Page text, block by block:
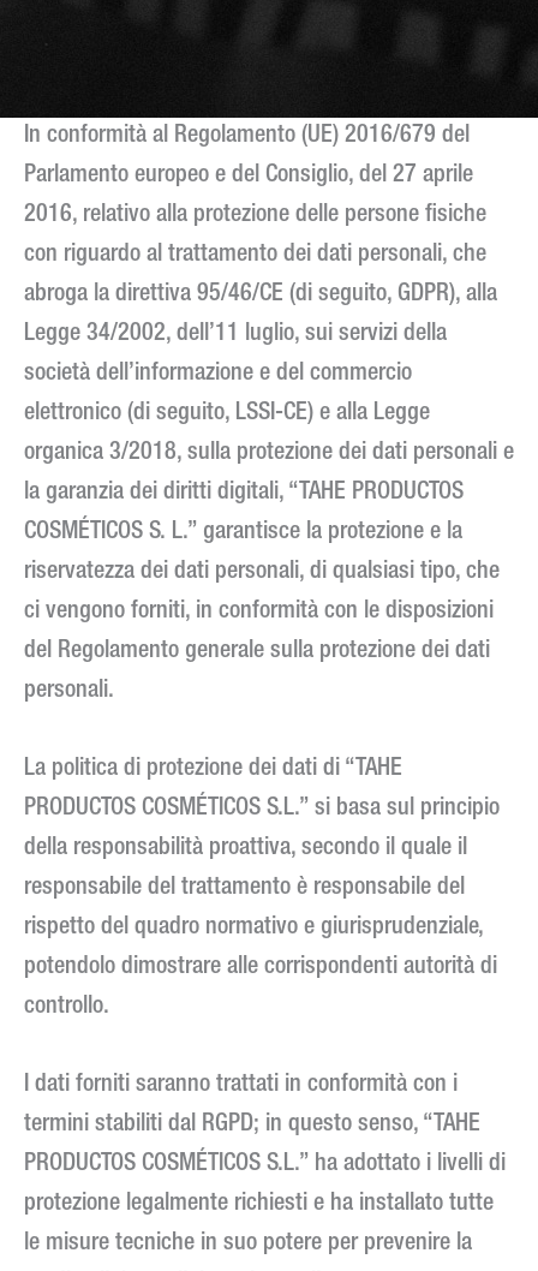
In conformità al Regolamento (UE) 2016/679 del
Parlamento europeo e del Consiglio, del 27 aprile
2016, relativo alla protezione delle persone fisiche
con riguardo al trattamento dei dati personali, che
abroga la direttiva 95/46/CE (di seguito, GDPR), alla
Legge 34/2002, dell’11 luglio, sui servizi della
società dell’informazione e del commercio
elettronico (di seguito, LSSI-CE) e alla Legge
organica 3/2018, sulla protezione dei dati personali e
la garanzia dei diritti digitali, “TAHE PRODUCTOS
COSMÉTICOS S. L.” garantisce la protezione e la
riservatezza dei dati personali, di qualsiasi tipo, che
ci vengono forniti, in conformità con le disposizioni
del Regolamento generale sulla protezione dei dati
personali.
La politica di protezione dei dati di “TAHE
PRODUCTOS COSMÉTICOS S.L.” si basa sul principio
della responsabilità proattiva, secondo il quale il
responsabile del trattamento è responsabile del
rispetto del quadro normativo e giurisprudenziale,
potendolo dimostrare alle corrispondenti autorità di
controllo.
I dati forniti saranno trattati in conformità con i
termini stabiliti dal RGPD; in questo senso, “TAHE
PRODUCTOS COSMÉTICOS S.L.” ha adottato i livelli di
protezione legalmente richiesti e ha installato tutte
le misure tecniche in suo potere per prevenire la